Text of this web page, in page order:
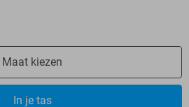
Maat kiezen
In je tas